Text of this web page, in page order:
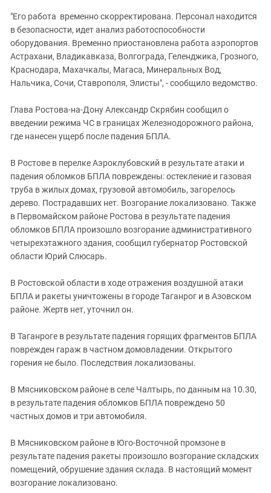
"Его работа временно скорректирована. Персонал находится
в безопасности, идет анализ работоспособности
оборудования. Временно приостановлена работа аэропортов
Астрахани, Владикавказа, Волгограда, Геленджика, Грозного,
Краснодара, Махачкалы, Магаса, Минеральных Вод,
Нальчика, Сочи, Ставрополя, Элисты", - сообщило ведомство.
Глава Ростова-на-Дону Александр Скрябин сообщил о
введении режима ЧС в границах Железнодорожного района,
где нанесен ущерб после падения БПЛА.
В Ростове в перелке Аэроклубовский в результате атаки и
падения обломков БПЛА повреждены: остекление и газовая
труба в жилых домах, грузовой автомобиль, загорелось
дерево. Пострадавших нет. Возгорание локализовано. Также
в Первомайском районе Ростова в результате падения
обломков БПЛА произошло возгорание административного
четырехэтажного здания, сообщил губернатор Ростовской
области Юрий Слюсарь.
В Ростовской области в ходе отражения воздушной атаки
БПЛА и ракеты уничтожены в городе Таганрог и в Азовском
районе. Жертв нет, уточнил он.
В Таганроге в результате падения горящих фрагментов БПЛА
поврежден гараж в частном домовладении. Открытого
горения не было. Последствия локализованы.
В Мясниковском районе в селе Чалтырь, по данным на 10.30,
в результате падения обломков БПЛА повреждено 50
частных домов и три автомобиля.
В Мясниковском районе в Юго-Восточной промзоне в
результате падения ракеты произошло возгорание складских
помещений, обрушение здания склада. В настоящий момент
возгорание локализовано.